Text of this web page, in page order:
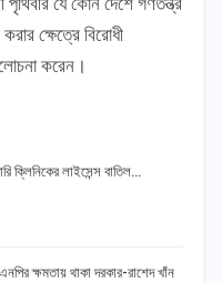
ক্ষেত্রে বিরোধী
করেন।
ক্লিনিকের লাইসেন্স বাতিল…
ক্ষমতায় থাকা দরকার-রাশেদ খাঁন